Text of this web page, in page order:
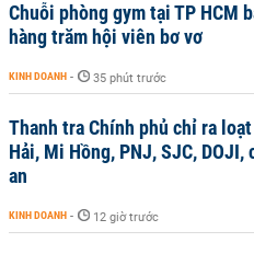
Chuỗi phòng gym tại TP HCM
hàng trăm hội viên bơ vơ
KINH DOANH - 35 phút trước
Thanh tra Chính phủ chỉ ra
Hải, Mi Hồng, PNJ, SJC,
an
KINH DOANH - 12 giờ trước